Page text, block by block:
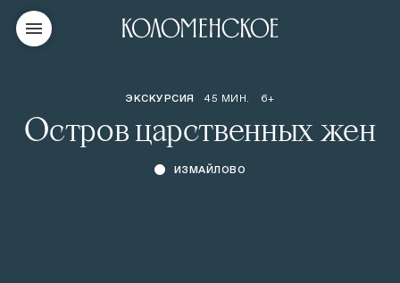
ЭКСКУРСИЯ 45 МИН. 6+
Остров царственных жен
ИЗМАЙЛОВО